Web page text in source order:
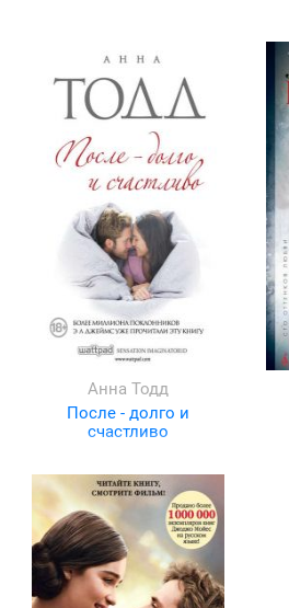
Анна Тодд
После - долго и
счастливо